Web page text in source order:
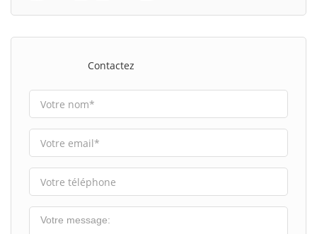
Contactez